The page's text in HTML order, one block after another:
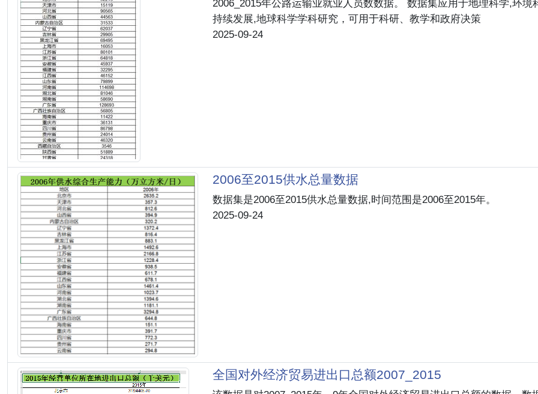
2006_2015年公路运输业就业人员数数据。 数据集应用于地理科学,环境
持续发展,地球科学学科研究，可用于科研、教学和政府决策
2025-09-24
2006至2015供水总量数据
数据集是2006至2015供水总量数据,时间范围是2006至2015年。
2025-09-24
全国对外经济贸易进出口总额2007_2015